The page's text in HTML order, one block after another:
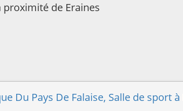
de Eraines
Du Pays De Falaise, Salle de sport à